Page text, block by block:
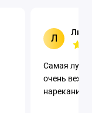
Л
Самая
очень
нареканий.